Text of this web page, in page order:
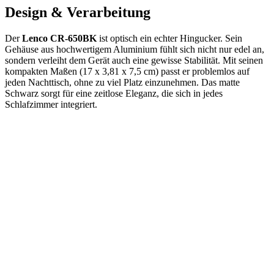
Design & Verarbeitung
DerLenco CR-650BK ist optisch ein echter Hingucker. Sein
Gehäuse aus hochwertigem Aluminium fühlt sich nicht nur edel an,
sondern verleiht dem Gerät auch eine gewisse Stabilität. Mit seinen
kompakten Maßen (17 x 3,81 x 7,5 cm) passt er problemlos auf
jeden Nachttisch, ohne zu viel Platz einzunehmen. Das matte
Schwarz sorgt für eine zeitlose Eleganz, die sich in jedes
Schlafzimmer integriert.